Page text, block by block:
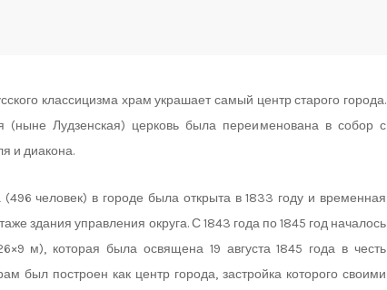
классицизма храм украшает самый центр старого города.
(ныне Лудзенская) церковь была переименована в собор с
и диакона.
человек) в городе была открыта в 1833 году и временная
здания управления округа. С 1843 года по 1845 год началось
м), которая была освящена 19 августа 1845 года в честь
был построен как центр города, застройка которого своими